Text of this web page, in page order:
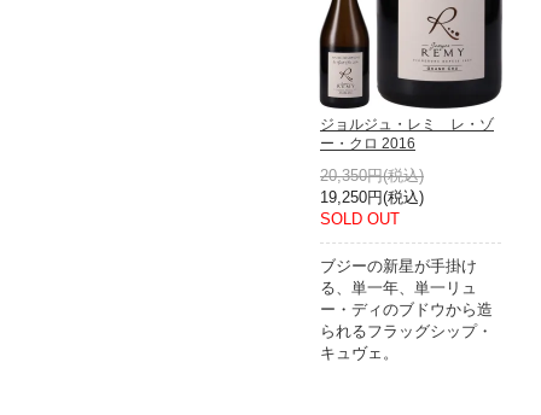
ジョルジュ・レミ レ・ゾ
ー・クロ 2016
20,350円(税込)
19,250円(税込)
SOLD OUT
ブジーの新星が手掛け
る、単一年、単一リュ
ー・ディのブドウから造
られるフラッグシップ・
キュヴェ。